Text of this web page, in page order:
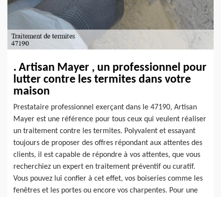
. Artisan Mayer , un professionnel pour
lutter contre les termites dans votre
maison
Prestataire professionnel exerçant dans le 47190, Artisan
Mayer est une référence pour tous ceux qui veulent réaliser
un traitement contre les termites. Polyvalent et essayant
toujours de proposer des offres répondant aux attentes des
clients, il est capable de répondre à vos attentes, que vous
recherchiez un expert en traitement préventif ou curatif.
Vous pouvez lui confier à cet effet, vos boiseries comme les
fenêtres et les portes ou encore vos charpentes. Pour une